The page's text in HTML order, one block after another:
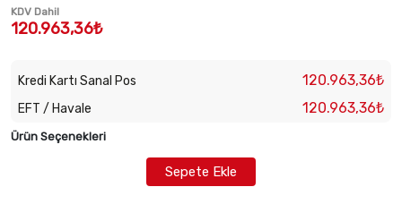
KDV Dahil
120.963,36₺
Kredi Kartı Sanal Pos 120.963,36₺
EFT / Havale 120.963,36₺
Ürün Seçenekleri
Sepete Ekle